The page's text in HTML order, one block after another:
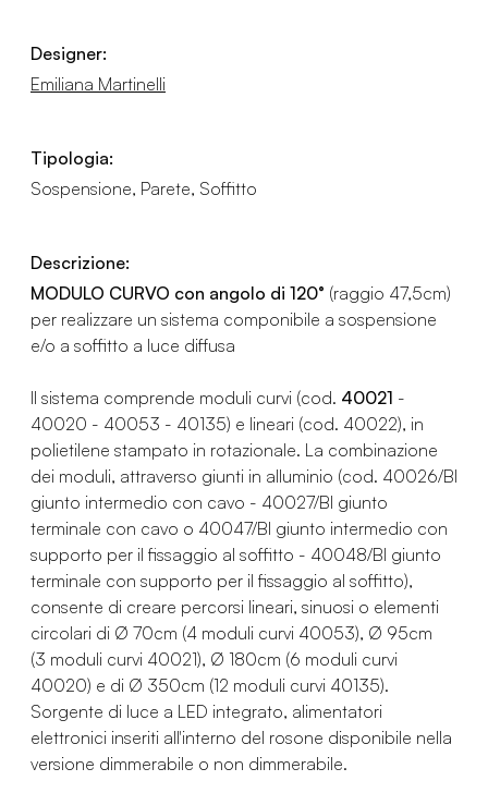
Designer:
Emiliana Martinelli
Tipologia:
Sospensione, Parete, Soffitto
Descrizione:
MODULO CURVO con angolo di 120° (raggio 47,5cm)
per realizzare un sistema componibile a sospensione
e/o a soffitto a luce diffusa
Il sistema comprende moduli curvi (cod. 40021 -
40020 - 40053 - 40135) e lineari (cod. 40022), in
polietilene stampato in rotazionale. La combinazione
dei moduli, attraverso giunti in alluminio (cod. 40026/BI
giunto intermedio con cavo - 40027/BI giunto
terminale con cavo o 40047/BI giunto intermedio con
supporto per il fissaggio al soffitto - 40048/BI giunto
terminale con supporto per il fissaggio al soffitto),
consente di creare percorsi lineari, sinuosi o elementi
circolari di Ø 70cm (4 moduli curvi 40053), Ø 95cm
(3 moduli curvi 40021), Ø 180cm (6 moduli curvi
40020) e di Ø 350cm (12 moduli curvi 40135).
Sorgente di luce a LED integrato, alimentatori
elettronici inseriti all'interno del rosone disponibile nella
versione dimmerabile o non dimmerabile.